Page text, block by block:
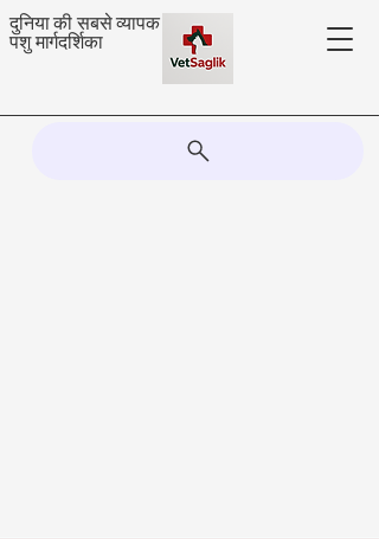
दुनिया की सबसे व्यापक
पशु मार्गदर्शिका